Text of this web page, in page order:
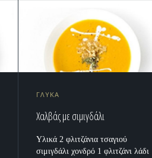
ΓΛΥΚΑ
Χαλβάς με σιμιγδάλι
Υλικά 2 φλιτζάνια τσαγιού
σιμιγδάλι χονδρό 1 φλιτζάνι λάδι